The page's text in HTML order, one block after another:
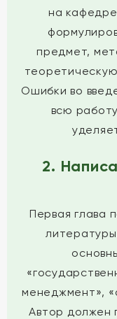
на
предмет,
Ошибки во
всю
2.
Первая глава
менеджмент»,
Автор должен